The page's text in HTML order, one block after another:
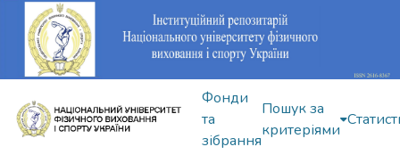
Фонди
та
зібрання
Пошук за
критеріями